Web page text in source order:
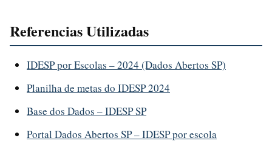
Referencias Utilizadas
IDESP por Escolas – 2024 (Dados Abertos SP)
Planilha de metas do IDESP 2024
Base dos Dados – IDESP SP
Portal Dados Abertos SP – IDESP por escola